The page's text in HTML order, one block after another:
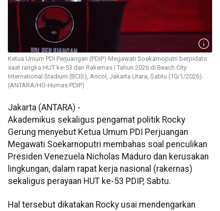
Ketua Umum PDI Perjuangan (PDIP) Megawati Soekarnoputri berpidato
saat rangka HUT ke-53 dan Rakernas I Tahun 2026 di Beach City
International Stadium (BCIS), Ancol, Jakarta Utara, Sabtu (10/1/2026).
(ANTARA/HO-Humas PDIP)
Jakarta (ANTARA) -
Akademikus sekaligus pengamat politik Rocky
Gerung menyebut Ketua Umum PDI Perjuangan
Megawati Soekarnoputri membahas soal penculikan
Presiden Venezuela Nicholas Maduro dan kerusakan
lingkungan, dalam rapat kerja nasional (rakernas)
sekaligus perayaan HUT ke-53 PDIP, Sabtu.
Hal tersebut dikatakan Rocky usai mendengarkan